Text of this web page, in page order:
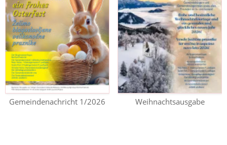
Gemeindenachricht 1/2026 Weihnachtsausgabe